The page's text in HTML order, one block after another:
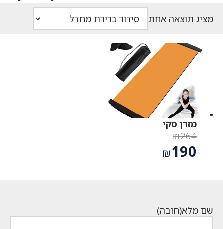
מציג תוצאה אחת
מזרן סקי
₪264
המחיר
המקורי
היה:
₪190
שם מלא(חובה)